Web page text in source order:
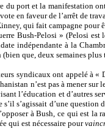
du port et la manifestation
en faveur de l’arrêt de
qui fait campagne pour
Bush-Pelosi » (Pelosi
indépendante à la
que, deux semaines
syndicaux ont appelé à «
n’est pas à mener
l’éducation et d’autres
s’il s’agissait d’une
à Bush, ce qui est la
qui est nécessaire pour